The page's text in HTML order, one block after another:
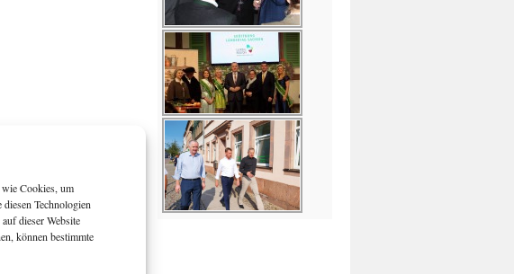
Cookies, um
Technologien
dieser Website
können bestimmte